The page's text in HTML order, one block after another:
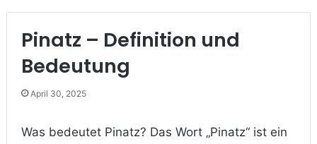
Pinatz – Definition und
Bedeutung
April 30, 2025
Was bedeutet Pinatz? Das Wort „Pinatz“ ist ein